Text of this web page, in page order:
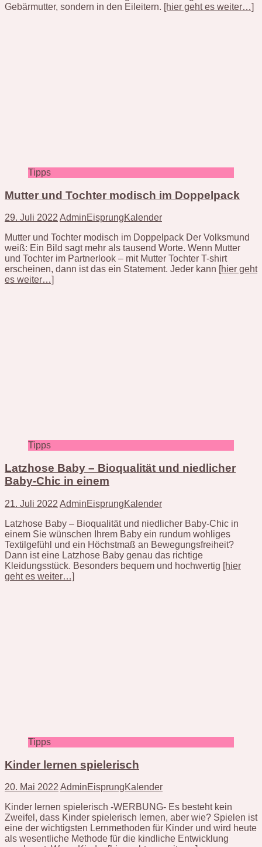
Gebärmutter, sondern in den Eileitern. [hier geht es weiter…]
Tipps
Mutter und Tochter modisch im Doppelpack
29. Juli 2022 AdminEisprungKalender
Mutter und Tochter modisch im Doppelpack Der Volksmund
weiß: Ein Bild sagt mehr als tausend Worte. Wenn Mutter
und Tochter im Partnerlook – mit Mutter Tochter T-shirt
erscheinen, dann ist das ein Statement. Jeder kann [hier geht
es weiter…]
Tipps
Latzhose Baby – Bioqualität und niedlicher
Baby-Chic in einem
21. Juli 2022 AdminEisprungKalender
Latzhose Baby – Bioqualität und niedlicher Baby-Chic in
einem Sie wünschen Ihrem Baby ein rundum wohliges
Textilgefühl und ein Höchstmaß an Bewegungsfreiheit?
Dann ist eine Latzhose Baby genau das richtige
Kleidungsstück. Besonders bequem und hochwertig [hier
geht es weiter…]
Tipps
Kinder lernen spielerisch
20. Mai 2022 AdminEisprungKalender
Kinder lernen spielerisch -WERBUNG- Es besteht kein
Zweifel, dass Kinder spielerisch lernen, aber wie? Spielen ist
eine der wichtigsten Lernmethoden für Kinder und wird heute
als wesentliche Methode für die kindliche Entwicklung